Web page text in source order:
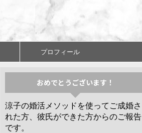
プロフィール
おめでとうございます！
涼子の婚活メソッドを使ってご成婚さ
れた方、彼氏ができた方からのご報告
です。